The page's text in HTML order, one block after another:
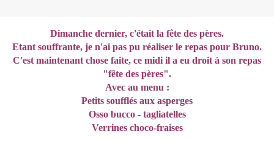
Dimanche dernier, c'était la fête des pères.
Etant souffrante, je n'ai pas pu réaliser le repas pour Bruno.
C'est maintenant chose faite, ce midi il a eu droit à son repas
"fête des pères".
Avec au menu :
Petits soufflés aux asperges
Osso bucco - tagliatelles
Verrines choco-fraises